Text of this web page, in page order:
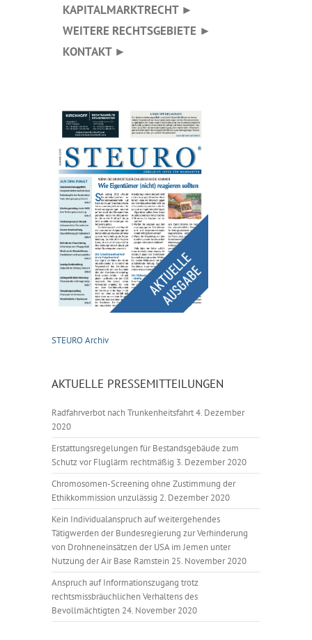
KAPITALMARKTRECHT ►
WEITERE RECHTSGEBIETE ►
KONTAKT ►
STEURO Archiv
AKTUELLE PRESSEMITTEILUNGEN
Radfahrverbot nach Trunkenheitsfahrt4. Dezember
2020
Erstattungsregelungen für Bestandsgebäude zum
Schutz vor Fluglärm rechtmäßig 3. Dezember 2020
Chromosomen-Screening ohne Zustimmung der
Ethikkommission unzulässig 2. Dezember 2020
Kein Individualanspruch auf weitergehendes
Tätigwerden der Bundesregierung zur Verhinderung
von Drohneneinsätzen der USA im Jemen unter
Nutzung der Air Base Ramstein 25. November 2020
Anspruch auf Informationszugang trotz
rechtsmissbräuchlichen Verhaltens des
Bevollmächtigten 24. November 2020